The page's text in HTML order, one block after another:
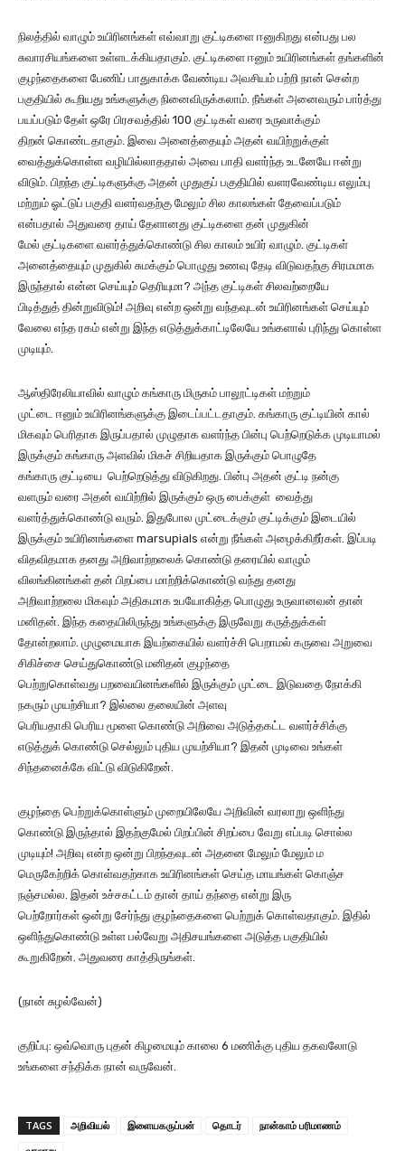
நிலத்தில் வாழும் உயிரினங்கள் எவ்வாறு குட்டிகளை ஈனுகிறது என்பது பல
சுவாரசியங்களை உள்ளடக்கியதாகும். குட்டிகளை ஈனும் உயிரினங்கள் தங்களின்
குழந்தைகளை பேணிப் பாதுகாக்க வேண்டிய அவசியம் பற்றி நான் சென்ற
பகுதியில் கூறியது உங்களுக்கு நினைவிருக்கலாம். நீங்கள் அனைவரும் பார்த்து
பயப்படும் தேள் ஒரே பிரசவத்தில் 100 குட்டிகள் வரை உருவாக்கும்
திறன் கொண்டதாகும். இவை அனைத்தையும் அதன் வயிற்றுக்குள்
வைத்துக்கொள்ள வழியில்லாததால் அவை பாதி வளர்ந்த உடனேயே ஈன்று
விடும். பிறந்த குட்டிகளுக்கு அதன் முதுகுப் பகுதியில் வளரவேண்டிய எலும்பு
மற்றும் ஓட்டுப் பகுதி வளர்வதற்கு மேலும் சில காலங்கள் தேவைப்படும்
என்பதால் அதுவரை தாய் தேளானது குட்டிகளை தன் முதுகின்
மேல் குட்டிகளை வளர்த்துக்கொண்டு சில காலம் உயிர் வாழும். குட்டிகள்
அனைத்தையும் முதுகில் சுமக்கும் பொழுது உணவு தேடி விடுவதற்கு சிரமமாக
இருந்தால் என்ன செய்யும் தெரியுமா? அந்த குட்டிகள் சிலவற்றையே
பிடித்துத் தின்றுவிடும்! அறிவு என்ற ஒன்று வந்தவுடன் உயிரினங்கள் செய்யும்
வேலை எந்த ரகம் என்று இந்த எடுத்துக்காட்டிலேயே உங்களால் புரிந்து கொள்ள
முடியும்.
ஆஸ்திரேலியாவில் வாழும் கங்காரு மிருகம் பாலூட்டிகள் மற்றும்
முட்டை ஈனும் உயிரினங்களுக்கு இடைப்பட்டதாகும். கங்காரு குட்டியின் கால்
மிகவும் பெரிதாக இருப்பதால் முழுதாக வளர்ந்த பின்பு பெற்றெடுக்க முடியாமல்
இருக்கும் கங்காரு அளவில் மிகச் சிறியதாக இருக்கும் பொழுதே
கங்காரு குட்டியை பெற்றெடுத்து விடுகிறது. பின்பு அதன் குட்டி நன்கு
வளரும் வரை அதன் வயிற்றில் இருக்கும் ஒரு பைக்குள் வைத்து
வளர்த்துக்கொண்டு வரும். இதுபோல முட்டைக்கும் குட்டிக்கும் இடையில்
இருக்கும் உயிரினங்களை marsupials என்று நீங்கள் அழைக்கிறீர்கள். இப்படி
விதவிதமாக தனது அறிவாற்றலைக் கொண்டு தரையில் வாழும்
விலங்கினங்கள் தன் பிறப்பை மாற்றிக்கொண்டு வந்து தனது
அறிவாற்றலை மிகவும் அதிகமாக உபயோகித்த பொழுது உருவானவன் தான்
மனிதன். இந்த கதையிலிருந்து உங்களுக்கு இருவேறு கருத்துக்கள்
தோன்றலாம். முழுமையாக இயற்கையில் வளர்ச்சி பெறாமல் கருவை அறுவை
சிகிச்சை செய்துகொண்டு மனிதன் குழந்தை
பெற்றுகொள்வது பறவையினங்களில் இருக்கும் முட்டை இடுவதை நோக்கி
நகரும் முயற்சியா? இல்லை தலையின் அளவு
பெரியதாகி பெரிய மூளை கொண்டு அறிவை அடுத்தகட்ட வளர்ச்சிக்கு
எடுத்துக் கொண்டு செல்லும் புதிய முயற்சியா? இதன் முடிவை உங்கள்
சிந்தனைக்கே விட்டு விடுகிறேன்.
குழந்தை பெற்றுக்கொள்ளும் முறையிலேயே அறிவின் வரலாறு ஒளிந்து
கொண்டு இருந்தால் இதற்குமேல் பிறப்பின் சிறப்பை வேறு எப்படி சொல்ல
முடியும்! அறிவு என்ற ஒன்று பிறந்தவுடன் அதனை மேலும் மேலும் ம
மெருகேற்றிக் கொள்வதற்காக உயிரினங்கள் செய்த மாயங்கள் கொஞ்ச
நஞ்சமல்ல. இதன் உச்சகட்டம் தான் தாய் தந்தை என்று இரு
பெற்றோர்கள் ஒன்று சேர்ந்து குழந்தைகளை பெற்றுக் கொள்வதாகும். இதில்
ஒளிந்துகொண்டு உள்ள பல்வேறு அதிசயங்களை அடுத்த பகுதியில்
கூறுகிறேன். அதுவரை காத்திருங்கள்.
(நான் சுழல்வேன்)
குறிப்பு: ஒவ்வொரு புதன் கிழமையும் காலை 6 மணிக்கு புதிய தகவலோடு
உங்களை சந்திக்க நான் வருவேன்.
TAGS அறிவியல் இளையகருப்பன் தொடர்
நான்காம் பரிமாணம்